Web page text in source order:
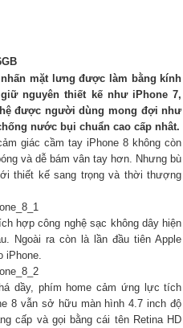
mặt lưng được làm bằng kính
nguyên thiết kế như iPhone 7,
được người dùng mong đợi như
nước bụi chuẩn cao cấp nhât.
giác cầm tay iPhone 8 không còn
và dễ bám vân tay hơn. Nhưng bù
thiết kế sang trọng và thời thượng
hợp công nghệ sạc không dây hiện
Ngoài ra còn là lần đầu tiên Apple
iPhone.
dầy, phím home cảm ứng lực tích
8 vẫn sở hữu màn hình 4.7 inch độ
cấp và gọi bằng cái tên Retina HD